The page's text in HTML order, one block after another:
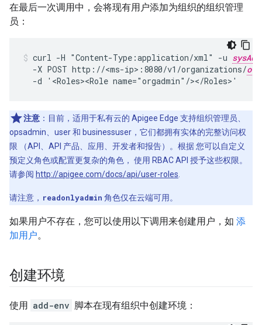
在最后一次调用中，会将现有用户添加为组织的组织管理
员：
curl -H "Content-Type:application/xml" -u
  -X POST http://<ms-ip>:8080/v1/organizations/
  -d '<Roles><Role name="orgadmin"/></Roles>'
注意 ：目前，适用于私有云的 Apigee Edge 支持组织管理员、
opsadmin、user 和 businessuser，它们都拥有实体的完整访问权
限 （API、API 产品、应用、开发者和报告）。根据 您可以自定义
预定义角色或配置更复杂的角色， 使用 RBAC API 授予这些权限。
请参阅 http://apigee.com/docs/api/user-roles
请注意， readonlyadmin 角色仅在云端可用。
如果用户不存在，您可以使用以下调用来创建用户，如 添
加用户。
创建环境
使用 add-env 脚本在现有组织中创建环境：